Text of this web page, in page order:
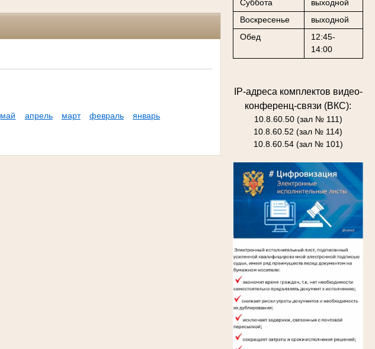
Суббота
выходной
Воскресенье
выходной
Обед
12:45-
14:00
IP-адреса комплектов видео-
конференц-связи (ВКС):
10.8.60.50 (зал № 111)
10.8.60.52 (зал № 114)
10.8.60.54 (зал № 101)
май апрель март февраль
январь